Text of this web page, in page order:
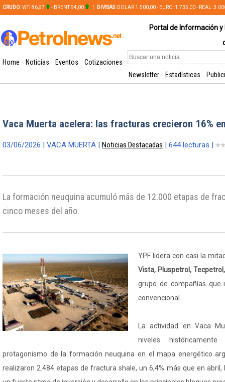
CRUDO: WTI 86,97 - BRENT 94,00 DIVISAS: DOLAR 1.500,00 - EURO: 1.735,00 - REAL:
Portal de Información
Home Noticias Eventos
Cotizaciones
Newsletter
Estadísticas
Vaca Muerta acelera: las fracturas crecieron 16%
03/06/2026 | VACA MUERTA | Noticias Destacadas | 644 lecturas |
La formación neuquina acumuló más de 12.000 etapas de
cinco meses del año.
YPF lidera con casi la
Vista, Pluspetrol,
grupo de compañías que
convencional.
La actividad en Vaca
niveles
protagonismo de la formación neuquina en el mapa energético
realizaron 2.484 etapas de fractura shale, un 6,4% más que en